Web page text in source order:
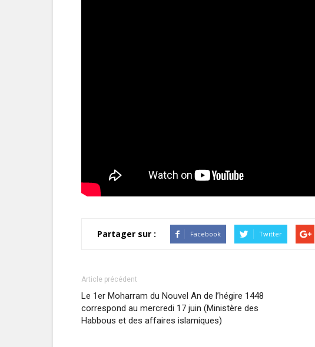
Partager sur : Facebook Twitter
Article précédent
Le 1er Moharram du Nouvel An de l’hégire 1448
correspond au mercredi 17 juin (Ministère des
Habbous et des affaires islamiques)